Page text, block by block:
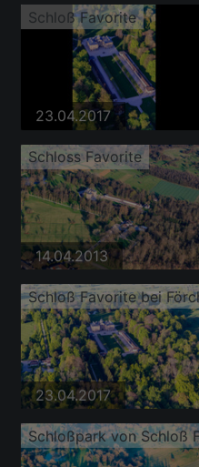
Schloß Favorite
23.04.2017
Schloss Favorite
14.04.2013
Schloß Favorite bei
23.04.2017
Schloßpark von Schloß